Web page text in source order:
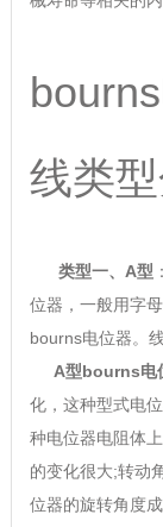
线类
类型一、A型
位器，一般用字
bourns电位器。
A型bourns电
化，这种型式电
种电位器电阻体
的变化很大;转动
位器的旋转角度